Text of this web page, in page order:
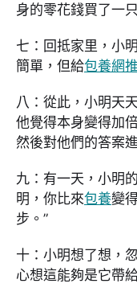
身的零花錢買了一
七：回抵家里，小
簡單，但給包養網
八：從此，小明天
他覺得本身變得加
然後對他們的答案
九：有一天，小明
明，你比來包養變
步。”
十：小明想了想，
心想這能夠是它帶